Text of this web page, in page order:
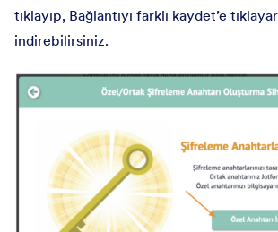
tıklayıp, Bağlantıyı farklı kaydet’e
indirebilirsiniz.